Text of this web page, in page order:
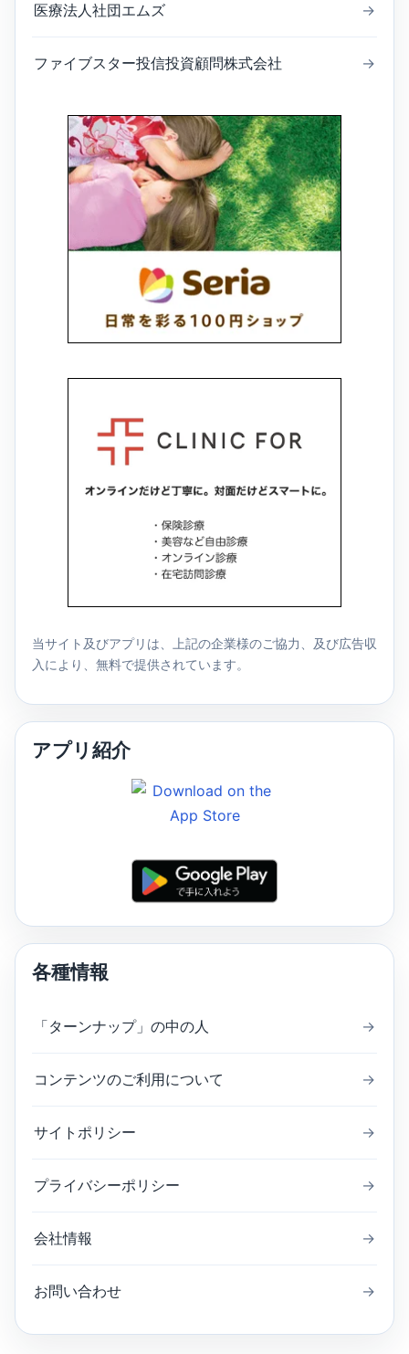
医療法人社団エムズ →
ファイブスター投信投資顧問株式会社 →
当サイト及びアプリは、上記の企業様のご協力、及び広告収
入により、無料で提供されています。
アプリ紹介
各種情報
「ターンナップ」の中の人 →
コンテンツのご利用について →
サイトポリシー →
プライバシーポリシー →
会社情報 →
お問い合わせ →